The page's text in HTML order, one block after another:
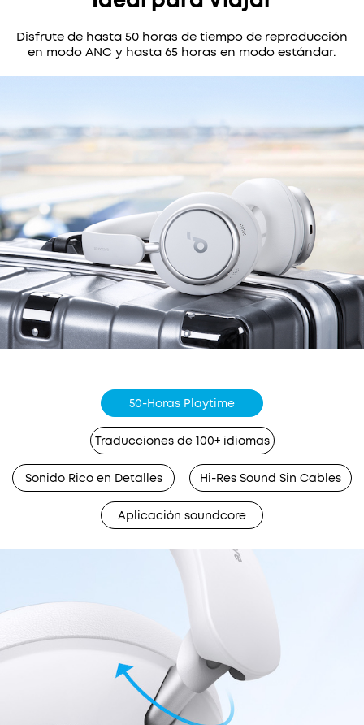
Disfrute de hasta 50 horas de tiempo de reproducción
en modo ANC y hasta 65 horas en modo estándar.
50-Horas Playtime
Traducciones de 100+ idiomas
Sonido Rico en Detalles Hi-Res Sound Sin Cables
Aplicación soundcore